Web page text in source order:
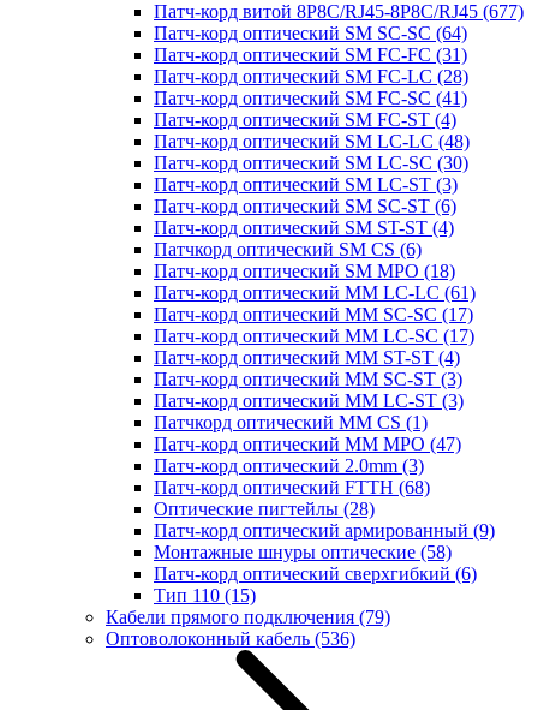
Патч-корд витой 8P8C/RJ45-8P8C/RJ45 (677)
Патч-корд оптический SM SC-SC (64)
Патч-корд оптический SM FC-FC (31)
Патч-корд оптический SM FC-LC (28)
Патч-корд оптический SM FC-SC (41)
Патч-корд оптический SM FC-ST (4)
Патч-корд оптический SM LC-LC (48)
Патч-корд оптический SM LC-SC (30)
Патч-корд оптический SM LC-ST (3)
Патч-корд оптический SM SC-ST (6)
Патч-корд оптический SM ST-ST (4)
Патчкорд оптический SM CS (6)
Патч-корд оптический SM MPO (18)
Патч-корд оптический MM LC-LC (61)
Патч-корд оптический MM SC-SC (17)
Патч-корд оптический MM LC-SC (17)
Патч-корд оптический MM ST-ST (4)
Патч-корд оптический MM SC-ST (3)
Патч-корд оптический MM LC-ST (3)
Патчкорд оптический MM CS (1)
Патч-корд оптический MM MPO (47)
Патч-корд оптический 2.0mm (3)
Патч-корд оптический FTTH (68)
Оптические пигтейлы (28)
Патч-корд оптический армированный (9)
Монтажные шнуры оптические (58)
Патч-корд оптический сверхгибкий (6)
Тип 110 (15)
Кабели прямого подключения (79)
Оптоволоконный кабель (536)